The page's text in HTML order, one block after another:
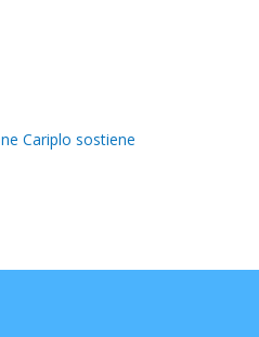
Cariplo sostiene